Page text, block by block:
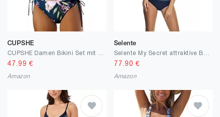
CUPSHE
47.99 €
Amazon
Selente
77.90 €
Amazon